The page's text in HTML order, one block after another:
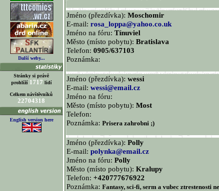
Další weby...
Stránky si právě
prohlíží 1717 lidí
Celkem návštěvníků
22704318
English version here
Jméno (přezdívka): Moschomir
E-mail: rosa_loppa@yahoo.co.uk
Jméno na fóru: Tínuviel
Město (místo pobytu): Bratislava
Telefon: 0905/637103
Poznámka:
Jméno (přezdívka): wessi
E-mail: wessi@email.cz
Jméno na fóru:
Město (místo pobytu): Most
Telefon:
Poznámka: Prisera zahrobni ;)
Jméno (přezdívka): Polly
E-mail: polynka@email.cz
Jméno na fóru: Polly
Město (místo pobytu): Kralupy
Telefon: +420777676922
Poznámka: Fantasy, sci-fi, serm a vubec ztrestenosti